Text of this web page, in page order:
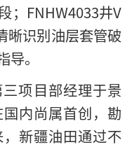
；FNHW4033井V
晰识别油层套管破
。
项目部经理于景
内尚属首创，勘
新疆油田通过不